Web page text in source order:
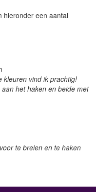
hieronder een aantal
kleuren vind ik prachtig!
het haken en beide met
te breien en te haken